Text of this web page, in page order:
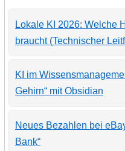
Lokale KI 2026: Welche
braucht (Technischer
KI im
Gehirn“ mit Obsidian
Neues Bezahlen bei
Bank“